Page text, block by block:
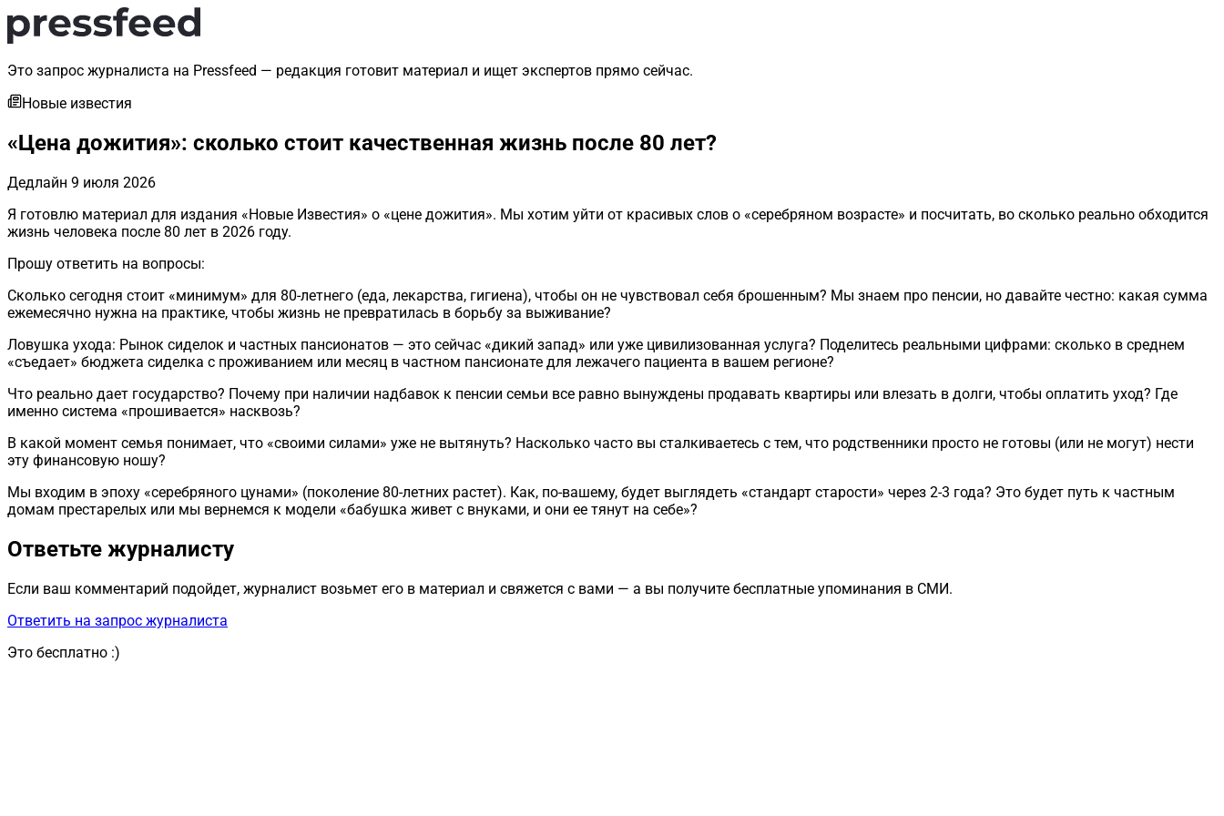
Это запрос журналиста на Pressfeed — редакция готовит материал и ищет экспертов прямо сейчас.
Новые известия
«Цена дожития»: сколько стоит качественная жизнь после 80 лет?
Дедлайн 9 июля 2026
Я готовлю материал для издания «Новые Известия» о «цене дожития». Мы хотим уйти от красивых слов о «серебряном возрасте» и посчитать, во сколько реально обходится
жизнь человека после 80 лет в 2026 году.
Прошу ответить на вопросы:
Сколько сегодня стоит «минимум» для 80-летнего (еда, лекарства, гигиена), чтобы он не чувствовал себя брошенным? Мы знаем про пенсии, но давайте честно: какая сумма
ежемесячно нужна на практике, чтобы жизнь не превратилась в борьбу за выживание?
Ловушка ухода: Рынок сиделок и частных пансионатов — это сейчас «дикий запад» или уже цивилизованная услуга? Поделитесь реальными цифрами: сколько в среднем
«съедает» бюджета сиделка с проживанием или месяц в частном пансионате для лежачего пациента в вашем регионе?
Что реально дает государство? Почему при наличии надбавок к пенсии семьи все равно вынуждены продавать квартиры или влезать в долги, чтобы оплатить уход? Где
именно система «прошивается» насквозь?
В какой момент семья понимает, что «своими силами» уже не вытянуть? Насколько часто вы сталкиваетесь с тем, что родственники просто не готовы (или не могут) нести
эту финансовую ношу?
Мы входим в эпоху «серебряного цунами» (поколение 80-летних растет). Как, по-вашему, будет выглядеть «стандарт старости» через 2-3 года? Это будет путь к частным
домам престарелых или мы вернемся к модели «бабушка живет с внуками, и они ее тянут на себе»?
Ответьте журналисту
Если ваш комментарий подойдет, журналист возьмет его в материал и свяжется с вами — а вы получите бесплатные упоминания в СМИ.
Ответить на запрос журналиста
Это бесплатно :)